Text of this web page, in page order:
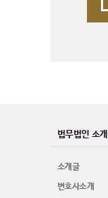
법무법인 소개
소개글
변호사소개